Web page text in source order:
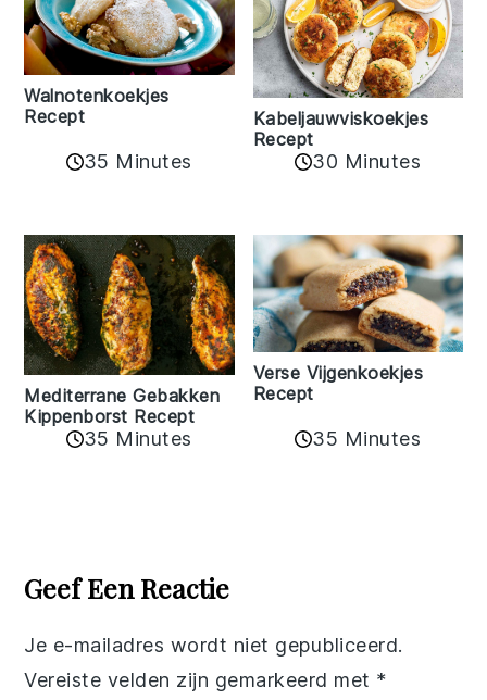
Walnotenkoekjes
Recept
35 Minutes
Kabeljauwviskoekjes
Recept
30 Minutes
Mediterrane Gebakken
Kippenborst Recept
35 Minutes
Verse Vijgenkoekjes
Recept
35 Minutes
Interactions
Geef Een Reactie
Je e-mailadres wordt niet gepubliceerd.
Vereiste velden zijn gemarkeerd met *